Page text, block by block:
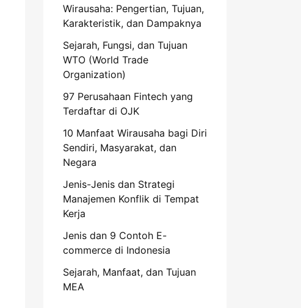
Wirausaha: Pengertian, Tujuan,
Karakteristik, dan Dampaknya
Sejarah, Fungsi, dan Tujuan
WTO (World Trade
Organization)
97 Perusahaan Fintech yang
Terdaftar di OJK
10 Manfaat Wirausaha bagi Diri
Sendiri, Masyarakat, dan
Negara
Jenis-Jenis dan Strategi
Manajemen Konflik di Tempat
Kerja
Jenis dan 9 Contoh E-
commerce di Indonesia
Sejarah, Manfaat, dan Tujuan
MEA